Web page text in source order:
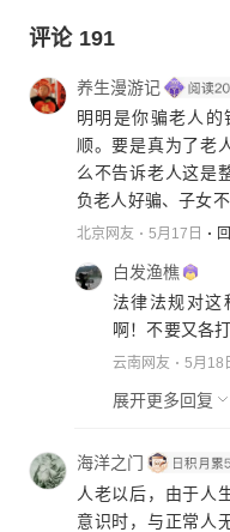
评论 191
养生漫游记
明明是你骗老人
顺。要是真为了老
么不告诉老人这是
负老人好骗、子女
北京网友 5月17日
白发渔樵
法律法规对这
啊！不要又各
云南网友 5月18
展开更多回复
海洋之门
人老以后，由于人
意识时，与正常人